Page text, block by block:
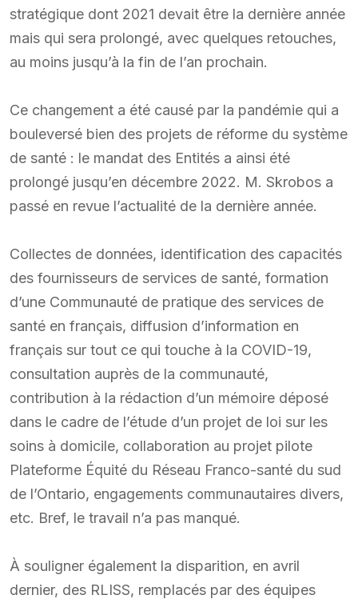
stratégique dont 2021 devait être la dernière année
mais qui sera prolongé, avec quelques retouches,
au moins jusqu’à la fin de l’an prochain.
Ce changement a été causé par la pandémie qui a
bouleversé bien des projets de réforme du système
de santé : le mandat des Entités a ainsi été
prolongé jusqu’en décembre 2022. M. Skrobos a
passé en revue l’actualité de la dernière année.
Collectes de données, identification des capacités
des fournisseurs de services de santé, formation
d’une Communauté de pratique des services de
santé en français, diffusion d’information en
français sur tout ce qui touche à la COVID-19,
consultation auprès de la communauté,
contribution à la rédaction d’un mémoire déposé
dans le cadre de l’étude d’un projet de loi sur les
soins à domicile, collaboration au projet pilote
Plateforme Équité du Réseau Franco-santé du sud
de l’Ontario, engagements communautaires divers,
etc. Bref, le travail n’a pas manqué.
À souligner également la disparition, en avril
dernier, des RLISS, remplacés par des équipes